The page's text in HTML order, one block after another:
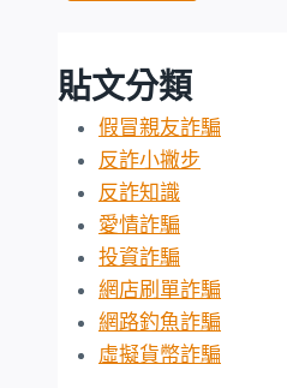
貼文分類
假冒親友詐騙
反詐小撇步
反詐知識
愛情詐騙
投資詐騙
網店刷單詐騙
網路釣魚詐騙
虛擬貨幣詐騙